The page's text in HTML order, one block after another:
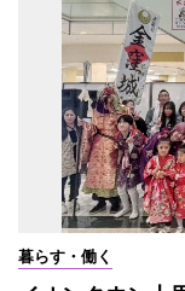
暮らす・働く